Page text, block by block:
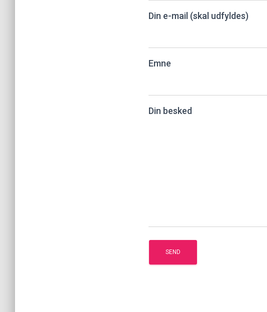
Din e-mail (skal udfyldes)
Emne
Din besked